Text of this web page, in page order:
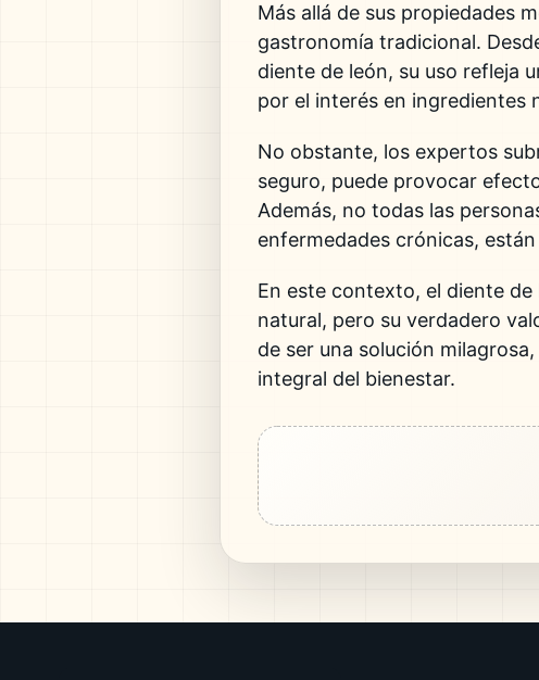
Más allá de sus propiedades
gastronomía tradicional.
diente de león, su uso refleja
por el interés en ingredientes
No obstante, los expertos
seguro, puede provocar
Además, no todas las
enfermedades crónicas,
En este contexto, el diente
natural, pero su verdadero
de ser una solución
integral del bienestar.